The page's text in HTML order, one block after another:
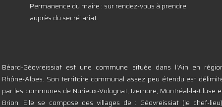
Permanence du maire : sur rendez-vous à prendre
auprès du secrétariat.
Béard-Géovreissiat est une commune située dans l'Ain en
Rhône-Alpes. Son territoire communal assez peu étendu est
par les communes de Nurieux-Volognat, Izernore, Montréal-la-Cluse
Brion. Elle se compose des villages de : Géovreissiat (le chef-